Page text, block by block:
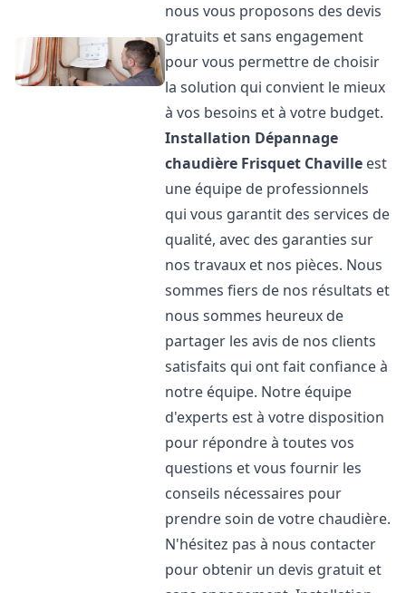
nous vous proposons des devis
gratuits et sans engagement
pour vous permettre de choisir
la solution qui convient le mieux
à vos besoins et à votre budget.
Installation Dépannage
chaudière Frisquet Chaville est
une équipe de professionnels
qui vous garantit des services de
qualité, avec des garanties sur
nos travaux et nos pièces. Nous
sommes fiers de nos résultats et
nous sommes heureux de
partager les avis de nos clients
satisfaits qui ont fait confiance à
notre équipe. Notre équipe
d'experts est à votre disposition
pour répondre à toutes vos
questions et vous fournir les
conseils nécessaires pour
prendre soin de votre chaudière.
N'hésitez pas à nous contacter
pour obtenir un devis gratuit et